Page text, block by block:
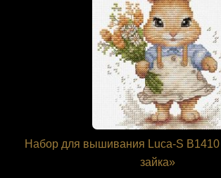
Набор для вышивания Luca-S B1410
зайка»